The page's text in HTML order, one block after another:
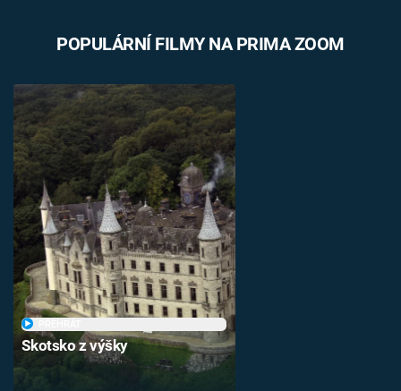
POPULÁRNÍ FILMY NA PRIMA ZOOM
Skotsko z výšky